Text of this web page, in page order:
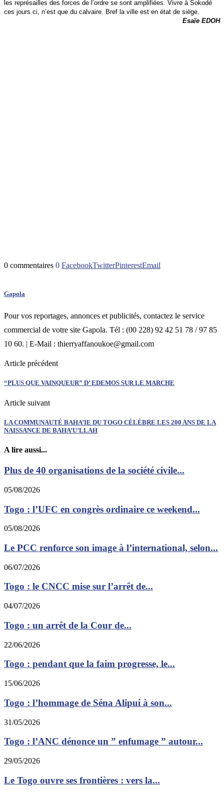
les représailles des forces de l’ordre se sont amplifiées. Vivre à Sokodé
ces jours ci, n’est que du calvaire. Bref la ville est en état de siège.
Esaïe EDOH
0 commentaires 0 FacebookTwitterPinterestEmail
Gapola
Pour vos reportages, annonces et publicités, contactez le service
commercial de votre site Gapola. Tél : (00 228) 92 42 51 78 / 97 85
10 60. | E-Mail : thierryaffanoukoe@gmail.com
Article précédent
“PLUS QUE VAINQUEUR” D’ EDEMOS SUR LE MARCHE
Article suivant
LA COMMUNAUTÉ BAHA’IE DU TOGO CÉLÈBRE LES 200 ANS DE LA
NAISSANCE DE BAHA’U’LLAH
A lire aussi...
Plus de 40 organisations de la société civile...
05/08/2026
Togo : l’UFC en congrès ordinaire ce weekend...
05/08/2026
Le PCC renforce son image à l’international, selon...
06/07/2026
Togo : le CNCC mise sur l’arrêt de...
04/07/2026
Togo : un arrêt de la Cour de...
22/06/2026
Togo : pendant que la faim progresse, le...
15/06/2026
Togo : l’hommage de Séna Alipui à son...
31/05/2026
Togo : l’ANC dénonce un ” enfumage ” autour...
29/05/2026
Le Togo ouvre ses frontières : vers la...